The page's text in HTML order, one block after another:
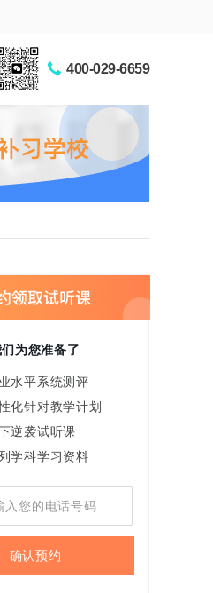
400-029-6659
为您准备了
水平系统测评
化针对教学计划
逆袭试听课
学科学习资料
确认预约